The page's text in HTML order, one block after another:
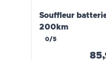
Souffleur
200km
0/5